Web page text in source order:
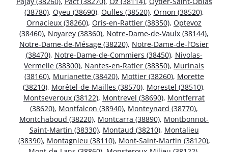
(38780), Oyeu (38690), Oulles (38520), Ornon (38520),
Ornacieux (38260), Oris-en-Rattier (38350), Optevoz
(38460), Noyarey (38360), Notre-Dame-de-Vaulx (38144),
Notre-Dame-de-Mésage (38220), Notre-Dame-de-l’Osier
(38470), Notre-Dame-de-Commiers (38450), Nivolas-
Vermelle (38300), Nantes-en-Ratier (38350), Murinais
(38160), Murianette (38420), Mottier (38260), Morette
(38210), Morêtel-de-Mailles (38570), Morestel (38510),
Montseveroux (38122), Montrevel (38690), Montferrat
(38620), Montfalcon (38940), Monteynard (38770),
Montchaboud (38220), Montcarra (38890), Montbonnot-
Saint-Martin (38330), Montaud (38210), Montalieu
(38390), Montagnieu (38110), Mont-Saint-Martin (38120),